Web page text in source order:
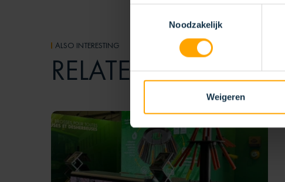
Noodzakelijk
Weigeren
ALSO INTERESTING
RELATEDARTICLES